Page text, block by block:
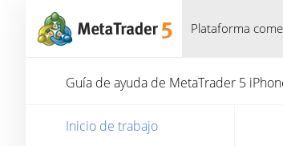
Plataforma
Guía de ayuda de MetaTrader 5
Inicio de trabajo